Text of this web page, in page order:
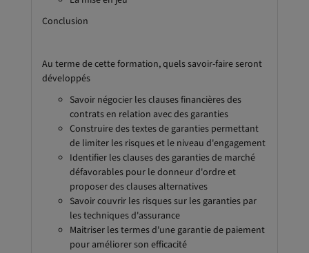
Conclusion
Au terme de cette formation, quels savoir-faire seront
développés
Savoir négocier les clauses financières des
contrats en relation avec des garanties
Construire des textes de garanties permettant
de limiter les risques et le niveau d'engagement
Identifier les clauses des garanties de marché
défavorables pour le donneur d'ordre et
proposer des clauses alternatives
Savoir couvrir les risques sur les garanties par
les techniques d'assurance
Maitriser les termes d'une garantie de paiement
pour améliorer son efficacité